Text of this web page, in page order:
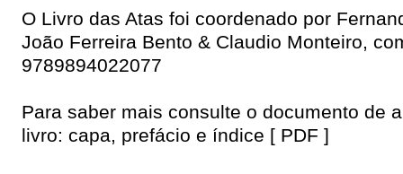
O Livro das Atas foi coordenado por
João Ferreira Bento & Claudio Monteiro,
9789894022077
Para saber mais consulte o documento de
livro: capa, prefácio e índice [ PDF ]